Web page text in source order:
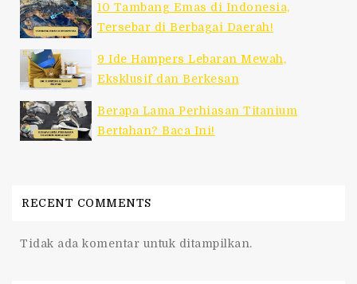
10 Tambang Emas di Indonesia,
Tersebar di Berbagai Daerah!
9 Ide Hampers Lebaran Mewah,
Eksklusif dan Berkesan
Berapa Lama Perhiasan Titanium
Bertahan? Baca Ini!
RECENT COMMENTS
Tidak ada komentar untuk ditampilkan.